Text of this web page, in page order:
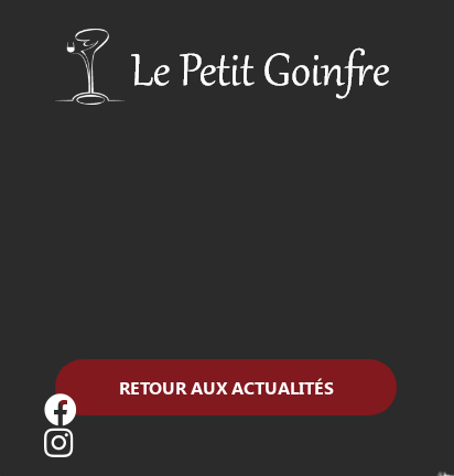
RETOUR AUX ACTUALITÉS